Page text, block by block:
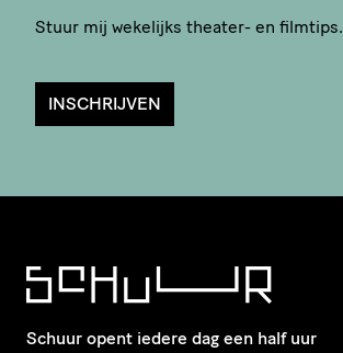
Stuur mij wekelijks theater- en filmtips.
INSCHRIJVEN
Schuur opent iedere dag een half uur